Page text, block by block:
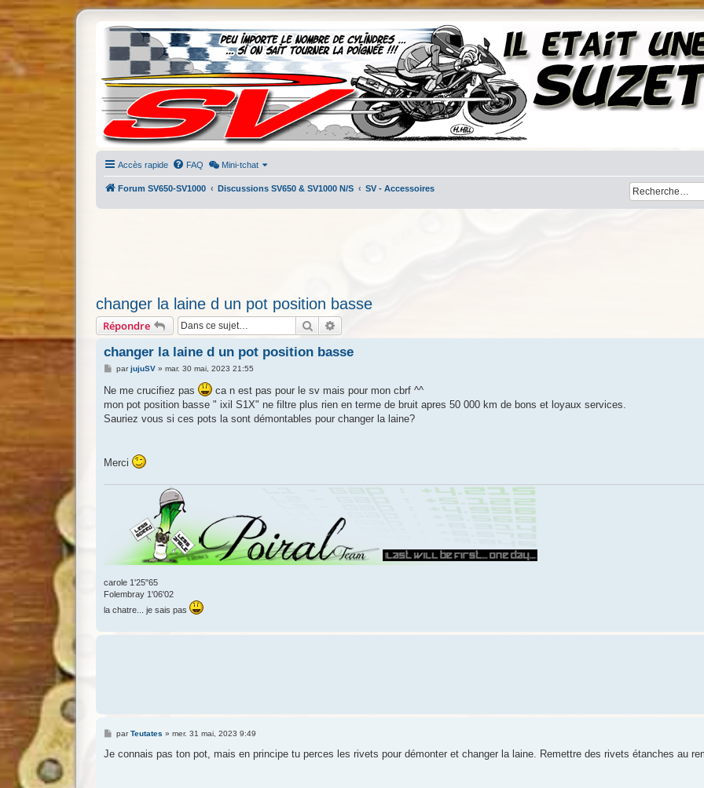
Accès rapide FAQ Mini-tchat
Forum SV650-SV1000 Discussions SV650 & SV1000 N/S SV - Accessoires
changer la laine d un pot position basse
Répondre Rechercher
changer la laine d un pot position basse
M
s
a
e
parjujuSV» mar. 30 mai, 2023 21:55
Ne me crucifiez pas
ca n est pas pour le sv mais pour mon cbrf ^^
mon pot position basse " ixil S1X" ne filtre plus rien en terme de bruit apres 50 000 km de bons et loyaux services.
Sauriez vous si ces pots la sont démontables pour changer la laine?
Merci
carole 1'25"65
Folembray 1'06'02
la chatre... je sais pas
M
s
parTeutates » mer. 31 mai, 2023 9:49
Je connais pas ton pot, mais en principe tu perces les rivets pour démonter et changer la laine. Remettre des rivets étanches au